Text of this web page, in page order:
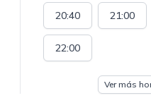
20:40 21:00
22:00
Ver más